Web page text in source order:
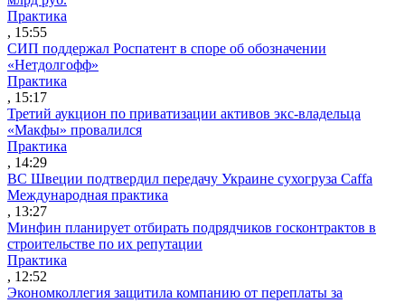
Практика
, 15:55
СИП поддержал Роспатент в споре об обозначении
«Нетдолгофф»
Практика
, 15:17
Третий аукцион по приватизации активов экс-владельца
«Макфы» провалился
Практика
, 14:29
ВС Швеции подтвердил передачу Украине сухогруза Caffa
Международная практика
, 13:27
Минфин планирует отбирать подрядчиков госконтрактов в
строительстве по их репутации
Практика
, 12:52
Экономколлегия защитила компанию от переплаты за